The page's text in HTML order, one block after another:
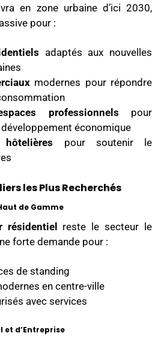
en zone urbaine d’ici 2030,
pour :
adaptés aux nouvelles
modernes pour répondre
professionnels pour
économique
pour soutenir le
les Plus Recherchés
de Gamme
résidentiel
reste le secteur le
forte demande pour :
de standing
en centre-ville
avec services
d’Entreprise